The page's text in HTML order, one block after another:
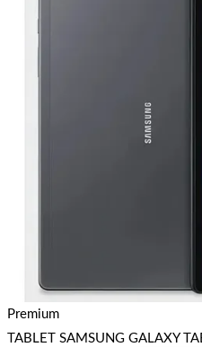
Premium
TABLET SAMSUNG GALAXY